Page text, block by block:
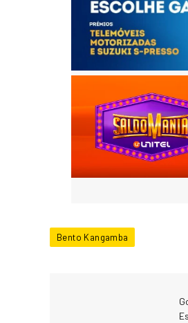
Bento Kangamba